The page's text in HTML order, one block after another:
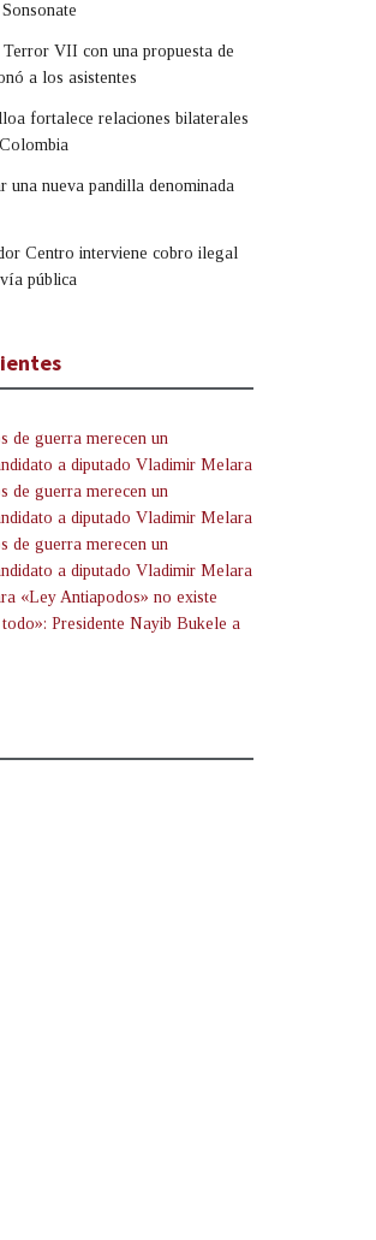
VII con una propuesta de
a los asistentes
fortalece relaciones bilaterales
una nueva pandilla denominada
Centro interviene cobro ilegal
pública
de guerra merecen un
a diputado Vladimir Melara
de guerra merecen un
a diputado Vladimir Melara
de guerra merecen un
a diputado Vladimir Melara
«Ley Antiapodos» no existe
Presidente Nayib Bukele a